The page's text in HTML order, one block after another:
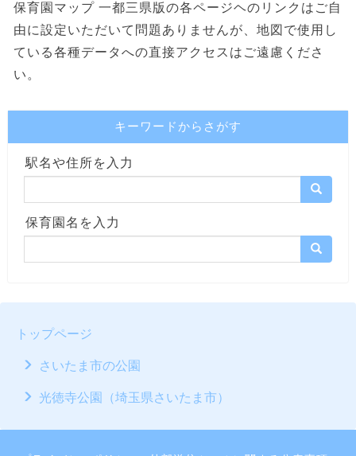
保育園マップ 一都三県版の各ページヘのリンクはご自
由に設定いただいて問題ありませんが、地図で使用し
ている各種データへの直接アクセスはご遠慮くださ
い。
キーワードからさがす
駅名や住所を入力
保育園名を入力
トップページ
さいたま市の公園
光徳寺公園（埼玉県さいたま市）